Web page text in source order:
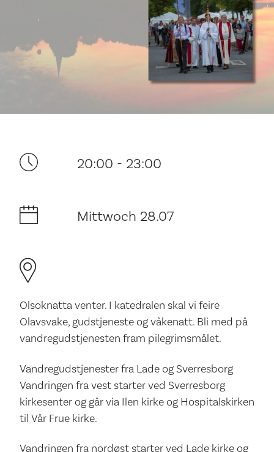
Ditt besøk
Musikk
Historie og arkitektur
20:00 - 23:00
Mittwoch 28.07
Olsoknatta venter. I katedralen skal vi feire
Olavsvake, gudstjeneste og våkenatt. Bli med på
vandregudstjenesten fram pilegrimsmålet.
Vandregudstjenester fra Lade og Sverresborg
Vandringen fra vest starter ved Sverresborg
kirkesenter og går via Ilen kirke og Hospitalskirken
til Vår Frue kirke.
Vandringen fra nordøst starter ved Lade kirke og